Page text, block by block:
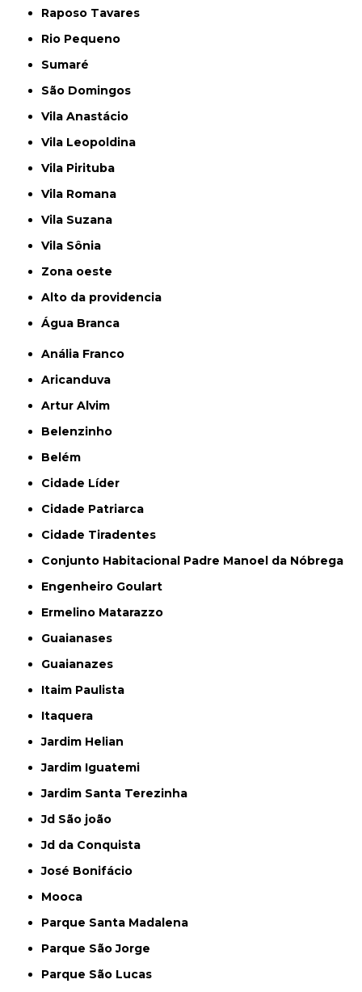
Raposo Tavares
Rio Pequeno
Sumaré
São Domingos
Vila Anastácio
Vila Leopoldina
Vila Pirituba
Vila Romana
Vila Suzana
Vila Sônia
Zona oeste
alto da providencia
Água Branca
Anália Franco
Aricanduva
Artur Alvim
Belenzinho
Belém
Cidade Líder
Cidade Patriarca
Cidade Tiradentes
Conjunto Habitacional Padre Manoel da Nóbrega
Engenheiro Goulart
Ermelino Matarazzo
Guaianases
Guaianazes
Itaim Paulista
Itaquera
Jardim Helian
Jardim Iguatemi
Jardim Santa Terezinha
Jd São joão
Jd da Conquista
José Bonifácio
Mooca
Parque Santa Madalena
Parque São Jorge
Parque São Lucas